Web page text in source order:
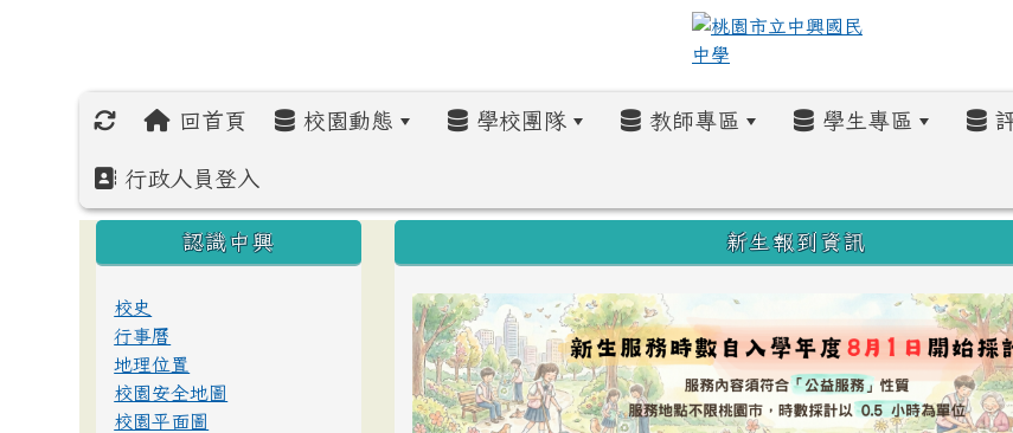
回首頁 校園動態 學校團隊 教師專區 學生專區
行政人員登入
:::
新生報到資訊
:::
認識中興
校史
行事曆
地理位置
校園安全地圖
校園平面圖